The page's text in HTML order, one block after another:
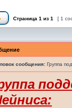
Страница 1 из 1 [ 1
сообщения: Группа